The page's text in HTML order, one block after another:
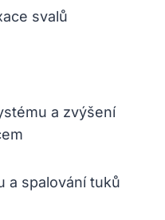
svalů
a zvýšení
a spalování tuků